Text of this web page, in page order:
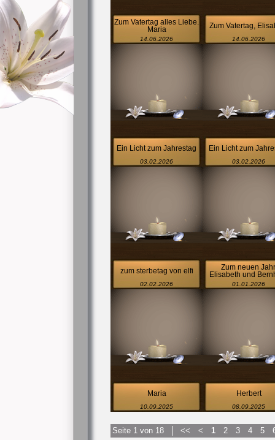
Zum Vatertag alles Liebe.
Maria
14.06.2026
Zum Vatertag,
14.06.2026
Ein Licht zum Jahrestag
03.02.2026
Ein Licht zum
03.02.2026
zum sterbetag von elfi
02.02.2026
Zum neuen
Elisabeth und
01.01.2026
Maria
10.09.2025
Herbert
08.09.2025
Seite 1 von 18 << < 1 2 3 4 5